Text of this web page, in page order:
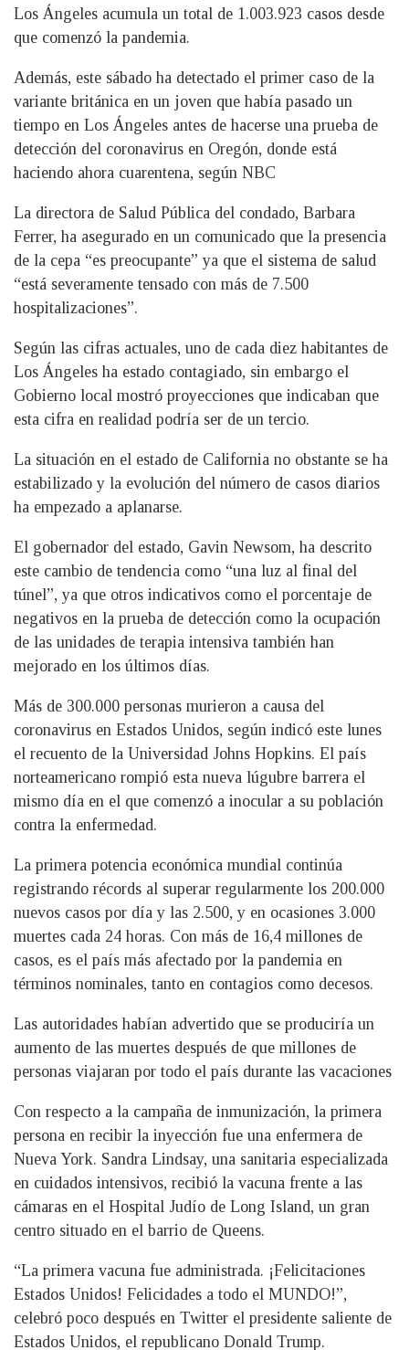
Los Ángeles acumula un total de 1.003.923 casos desde
que comenzó la pandemia.
Además, este sábado ha detectado el primer caso de la
variante británica en un joven que había pasado un
tiempo en Los Ángeles antes de hacerse una prueba de
detección del coronavirus en Oregón, donde está
haciendo ahora cuarentena, según NBC
La directora de Salud Pública del condado, Barbara
Ferrer, ha asegurado en un comunicado que la presencia
de la cepa “es preocupante” ya que el sistema de salud
“está severamente tensado con más de 7.500
hospitalizaciones”.
Según las cifras actuales, uno de cada diez habitantes de
Los Ángeles ha estado contagiado, sin embargo el
Gobierno local mostró proyecciones que indicaban que
esta cifra en realidad podría ser de un tercio.
La situación en el estado de California no obstante se ha
estabilizado y la evolución del número de casos diarios
ha empezado a aplanarse.
El gobernador del estado, Gavin Newsom, ha descrito
este cambio de tendencia como “una luz al final del
túnel”, ya que otros indicativos como el porcentaje de
negativos en la prueba de detección como la ocupación
de las unidades de terapia intensiva también han
mejorado en los últimos días.
Más de 300.000 personas murieron a causa del
coronavirus en Estados Unidos, según indicó este lunes
el recuento de la Universidad Johns Hopkins. El país
norteamericano rompió esta nueva lúgubre barrera el
mismo día en el que comenzó a inocular a su población
contra la enfermedad.
La primera potencia económica mundial continúa
registrando récords al superar regularmente los 200.000
nuevos casos por día y las 2.500, y en ocasiones 3.000
muertes cada 24 horas. Con más de 16,4 millones de
casos, es el país más afectado por la pandemia en
términos nominales, tanto en contagios como decesos.
Las autoridades habían advertido que se produciría un
aumento de las muertes después de que millones de
personas viajaran por todo el país durante las vacaciones
Con respecto a la campaña de inmunización, la primera
persona en recibir la inyección fue una enfermera de
Nueva York. Sandra Lindsay, una sanitaria especializada
en cuidados intensivos, recibió la vacuna frente a las
cámaras en el Hospital Judío de Long Island, un gran
centro situado en el barrio de Queens.
“La primera vacuna fue administrada. ¡Felicitaciones
Estados Unidos! Felicidades a todo el MUNDO!”,
celebró poco después en Twitter el presidente saliente de
Estados Unidos, el republicano Donald Trump.